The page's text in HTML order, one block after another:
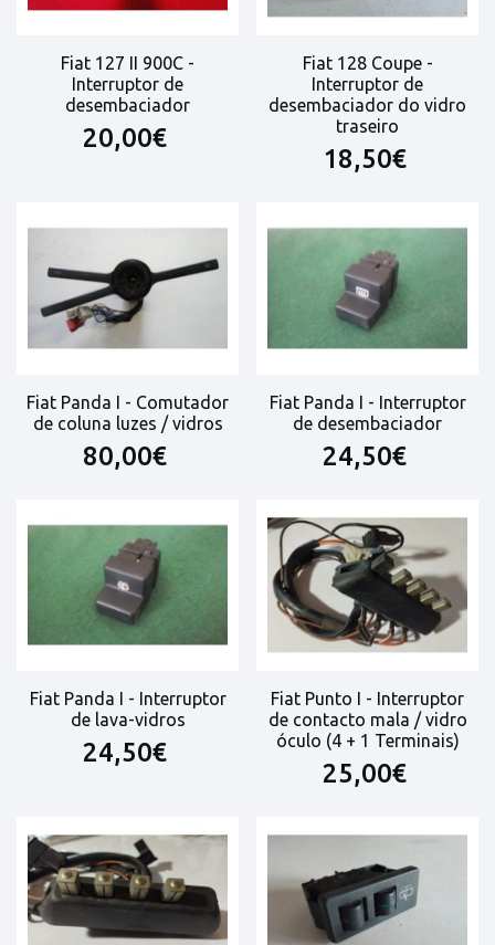
Fiat 127 II 900C -
Interruptor de
desembaciador
20,00€
Fiat 128 Coupe -
Interruptor de
desembaciador do vidro
traseiro
18,50€
Fiat Panda I - Comutador
de coluna luzes / vidros
80,00€
Fiat Panda I - Interruptor
de desembaciador
24,50€
Fiat Panda I - Interruptor
de lava-vidros
24,50€
Fiat Punto I - Interruptor
de contacto mala / vidro
óculo (4 + 1 Terminais)
25,00€